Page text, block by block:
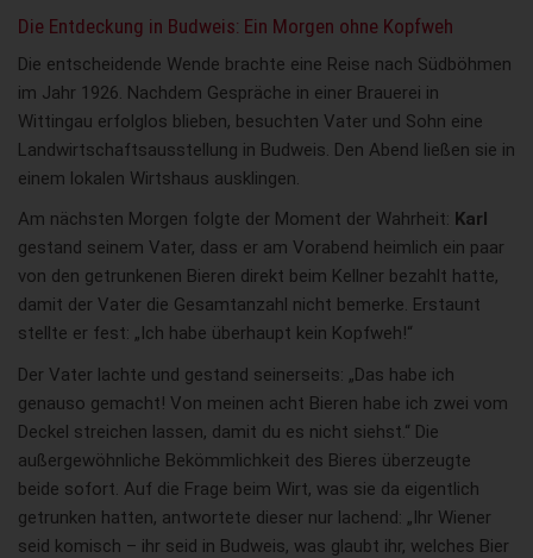
Die Entdeckung in Budweis: Ein Morgen ohne Kopfweh
Die entscheidende Wende brachte eine Reise nach Südböhmen
im Jahr 1926. Nachdem Gespräche in einer Brauerei in
Wittingau erfolglos blieben, besuchten Vater und Sohn eine
Landwirtschaftsausstellung in Budweis. Den Abend ließen sie in
einem lokalen Wirtshaus ausklingen.
Am nächsten Morgen folgte der Moment der Wahrheit: Karl
gestand seinem Vater, dass er am Vorabend heimlich ein paar
von den getrunkenen Bieren direkt beim Kellner bezahlt hatte,
damit der Vater die Gesamtanzahl nicht bemerke. Erstaunt
stellte er fest: „Ich habe überhaupt kein Kopfweh!“
Der Vater lachte und gestand seinerseits: „Das habe ich
genauso gemacht! Von meinen acht Bieren habe ich zwei vom
Deckel streichen lassen, damit du es nicht siehst.“ Die
außergewöhnliche Bekömmlichkeit des Bieres überzeugte
beide sofort. Auf die Frage beim Wirt, was sie da eigentlich
getrunken hatten, antwortete dieser nur lachend: „Ihr Wiener
seid komisch – ihr seid in Budweis, was glaubt ihr, welches Bier